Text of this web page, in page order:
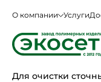
О компании Услуги
Для очистки